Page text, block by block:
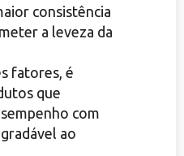
consistência
a leveza da
fatores, é
que
com
ao